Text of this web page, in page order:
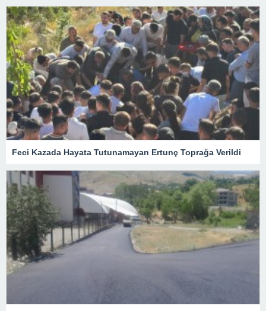
Feci Kazada Hayata Tutunamayan Ertunç Toprağa Verildi